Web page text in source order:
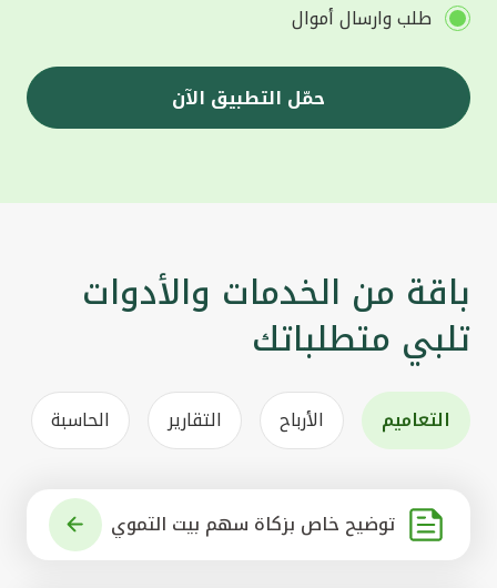
طلب وارسال أموال
حمّل التطبيق الآن
باقة من الخدمات والأدوات
تلبي متطلباتك
التعاميم الأرباح التقارير الحاسبة
توضيح خاص بزكاة سهم بيت التموي